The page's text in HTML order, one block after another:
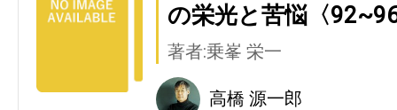
の栄光と苦悩〈
著者:乗峯 栄一
高橋 源一郎